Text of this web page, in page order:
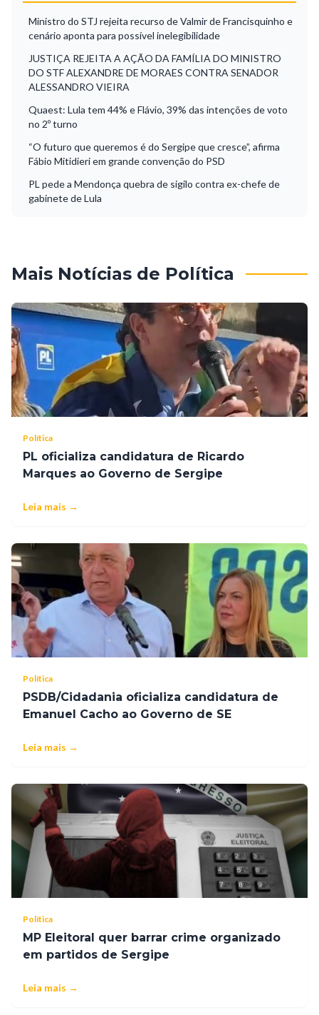
Ministro do STJ rejeita recurso de Valmir de Francisquinho e
cenário aponta para possível inelegibilidade
JUSTIÇA REJEITA A AÇÃO DA FAMÍLIA DO MINISTRO
DO STF ALEXANDRE DE MORAES CONTRA SENADOR
ALESSANDRO VIEIRA
Quaest: Lula tem 44% e Flávio, 39% das intenções de voto
no 2º turno
“O futuro que queremos é do Sergipe que cresce”, afirma
Fábio Mitidieri em grande convenção do PSD
PL pede a Mendonça quebra de sigilo contra ex-chefe de
gabinete de Lula
Mais Notícias de Política
Política
PL oficializa candidatura de Ricardo
Marques ao Governo de Sergipe
Leia mais →
Política
PSDB/Cidadania oficializa candidatura de
Emanuel Cacho ao Governo de SE
Leia mais →
Política
MP Eleitoral quer barrar crime organizado
em partidos de Sergipe
Leia mais →